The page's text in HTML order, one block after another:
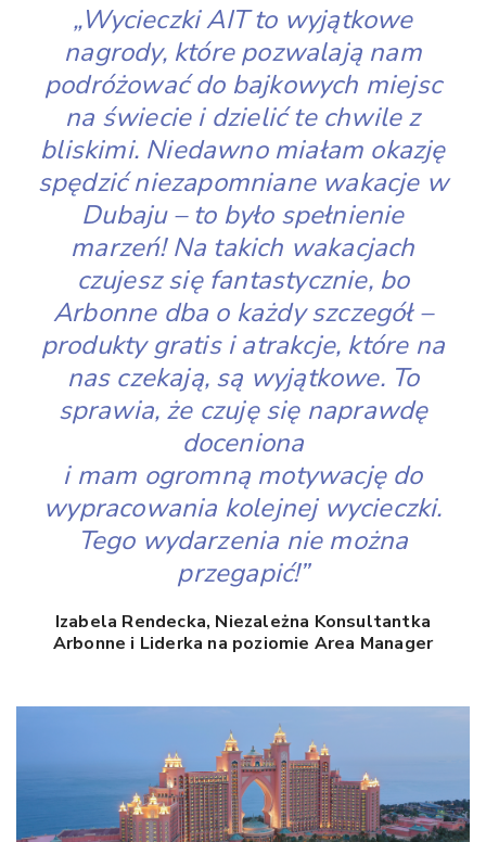
„Wycieczki AIT to wyjątkowe
nagrody, które pozwalają nam
podróżować do bajkowych miejsc
na świecie i dzielić te chwile z
bliskimi. Niedawno miałam okazję
spędzić niezapomniane wakacje w
Dubaju – to było spełnienie
marzeń! Na takich wakacjach
czujesz się fantastycznie, bo
Arbonne dba o każdy szczegół –
produkty gratis i atrakcje, które na
nas czekają, są wyjątkowe. To
sprawia, że czuję się naprawdę
doceniona
i mam ogromną motywację do
wypracowania kolejnej wycieczki.
Tego wydarzenia nie można
przegapić!”
Izabela Rendecka, Niezależna Konsultantka
Arbonne i Liderka na poziomie Area Manager